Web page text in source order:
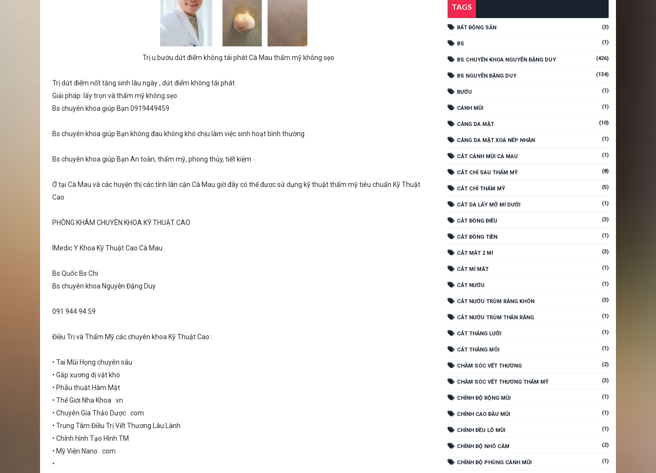
Trị u bướu dứt điểm không tái phát Cà Mau thẩm mỹ không sẹo
Trị dứt điểm nốt tăng sinh lâu ngày , dứt điểm không tái phát
Giải pháp: lấy trọn và thẩm mỹ không sẹo
Bs chuyên khoa giúp Bạn 0919449459
Bs chuyên khoa giúp Bạn không đau không khó chịu làm việc sinh hoạt bình thường
Bs chuyên khoa giúp Bạn An toàn, thẩm mỹ, phong thủy, tiết kiệm
Ở tại Cà Mau và các huyện thị các tỉnh lân cận Cà Mau giờ đây có thể được sử dụng kỹ thuật thẩm mỹ tiêu chuẩn Kỹ Thuật
Cao
PHÒNG KHÁM CHUYÊN KHOA KỸ THUẬT CAO
IMedic Y Khoa Kỹ Thuật Cao Cà Mau
Bs Quốc Bs Chi
Bs chuyên khoa Nguyễn Đặng Duy
091 944 94 59
Điều Trị và Thẩm Mỹ các chuyên khoa Kỹ Thuật Cao :
• Tai Mũi Họng chuyên sâu
• Gắp xương dị vật khó
• Phẫu thuật Hàm Mặt
• Thế Giới Nha Khoa . vn
• Chuyên Gia Thảo Dược . com
• Trung Tâm Điều Trị Vết Thương Lâu Lành
• Chỉnh hình Tạo Hình TM
• Mỹ Viện Nano . com
•
TAGS
BẤT ĐỘNG SẢN (3)
BS (1)
BS CHUYÊN KHOA NGUYỄN ĐẶNG DUY (426)
BS NGUYỄN ĐẶNG DUY (134)
BƯỚU (1)
CÁNH MŨI (1)
CĂNG DA MẶT (10)
CĂNG DA MẶT XOÁ NẾP NHĂN (1)
CẮT CÁNH MŨI CÀ MAU (1)
CẮT CHỈ SAU THẨM MỸ (8)
CẮT CHỈ THẨM MỸ (5)
CẮT DA LẤY MỠ MÍ DƯỚI (1)
CẮT ĐỒNG ĐIẾU (3)
CẮT ĐỒNG TIỀN (1)
CẮT MẮT 2 MÍ (3)
CẮT MÍ MẮT (1)
CẮT NƯỚU (1)
CẮT NƯỚU TRÙM RĂNG KHÔN (3)
CẮT NƯỚU TRÙM THÂN RĂNG (1)
CẮT THẮNG LƯỠI (1)
CẮT THẮNG MÔI (1)
CHĂM SÓC VẾT THƯƠNG (2)
CHĂM SÓC VẾT THƯƠNG THẨM MỸ (3)
CHỈNH ĐỘ RỘNG MŨI (1)
CHỈNH CAO ĐẦU MŨI (1)
CHỈNH ĐỀU LỖ MŨI (1)
CHỈNH ĐỘ NHÔ CẰM (2)
CHỈNH ĐỘ PHÙNG CÁNH MŨI (1)